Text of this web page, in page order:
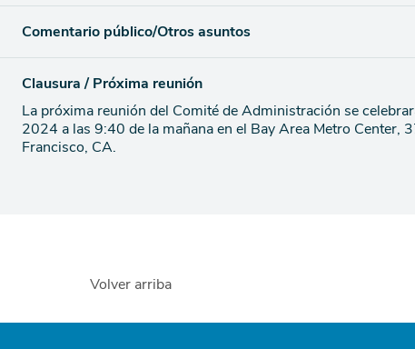
Comentario público/Otros asuntos
Clausura / Próxima reunión
La próxima reunión del Comité de Administración se
2024 a las 9:40 de la mañana en el Bay Area Metro Center,
Francisco, CA.
Volver arriba